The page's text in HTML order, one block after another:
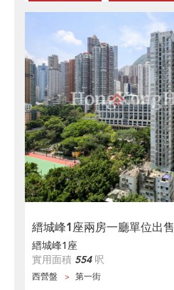
縉城峰1座兩房一廳單位出售
縉城峰1座
實用面積 554呎
西營盤 第一街